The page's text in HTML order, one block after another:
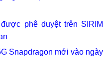
phê duyệt trên SIRIM
Snapdragon mới vào ngày